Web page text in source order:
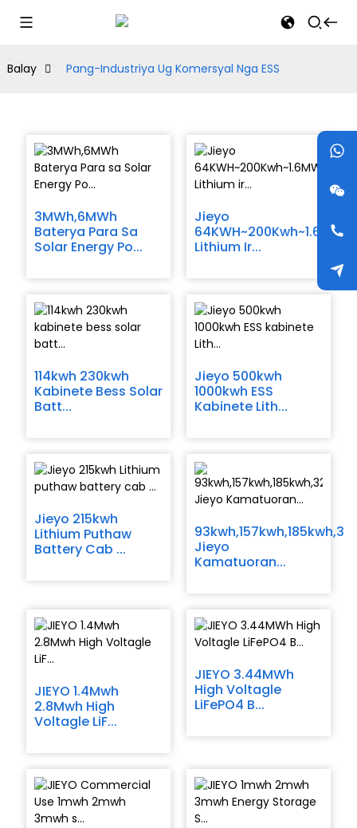
Balay Pang-Industriya Ug Komersyal Nga ESS
3MWh,6MWh
Baterya Para Sa
Solar Energy Po...
Jieyo
64KWH~200Kwh~1.6MWh
Lithium Ir...
114kwh 230kwh
Kabinete Bess Solar
Batt...
Jieyo 500kwh
1000kwh ESS
Kabinete Lith...
Jieyo 215kwh
Lithium Puthaw
Battery Cab ...
Jieyo
Kamatuoran...
JIEYO 1.4Mwh
2.8Mwh High
Voltagle LiF...
JIEYO 3.44MWh
High Voltagle
LiFePO4 B...